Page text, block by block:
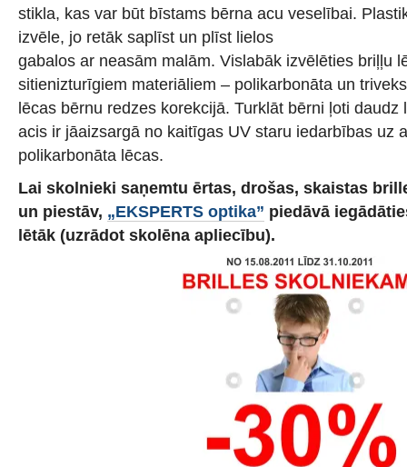
stikla, kas var būt bīstams bērna acu veselībai.
izvēle, jo retāk saplīst un plīst lielos
gabalos ar neasām malām. Vislabāk izvēlēties briļļu
sitienizturīgiem materiāliem – polikarbonāta un
lēcas bērnu redzes korekcijā. Turklāt bērni ļoti daudz
acis ir jāaizsargā no kaitīgas UV staru iedarbības uz
polikarbonāta lēcas.
Lai skolnieki saņemtu ērtas, drošas, skaistas
un piestāv, „EKSPERTS optika” piedāvā
lētāk (uzrādot skolēna apliecību).